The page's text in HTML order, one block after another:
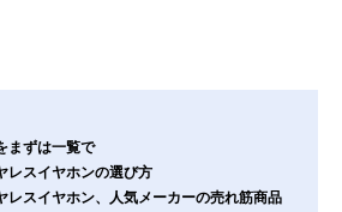
まずは一覧で
レスイヤホンの選び方
レスイヤホン、人気メーカーの売れ筋商品